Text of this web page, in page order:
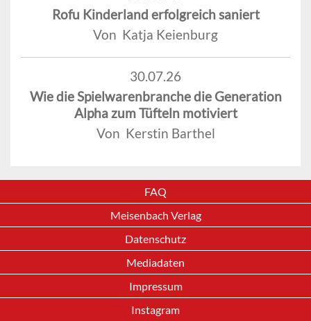
Rofu Kinderland erfolgreich saniert
Von Katja Keienburg
30.07.26
Wie die Spielwarenbranche die Generation
Alpha zum Tüfteln motiviert
Von Kerstin Barthel
FAQ
Meisenbach Verlag
Datenschutz
Mediadaten
Impressum
Instagram